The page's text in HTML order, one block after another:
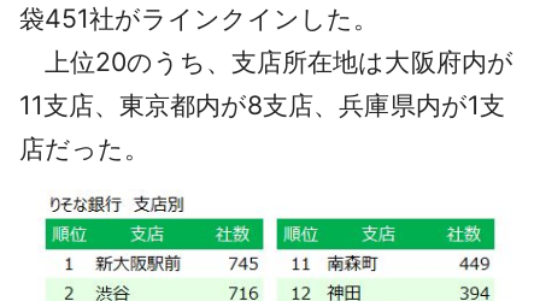
袋451社がラインクインした。
上位20のうち、支店所在地は大阪府内が
11支店、東京都内が8支店、兵庫県内が1支
店だった。